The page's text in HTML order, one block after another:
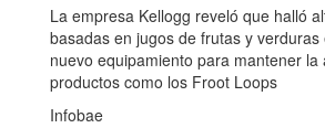
La empresa Kellogg reveló que halló
basadas en jugos de frutas y verduras
nuevo equipamiento para mantener la
productos como los Froot Loops
Infobae